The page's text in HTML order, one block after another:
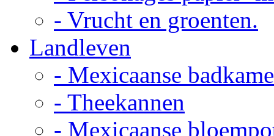
- Vrucht en groenten.
Landleven
- Mexicaanse
- Theekannen
- Mexicaanse